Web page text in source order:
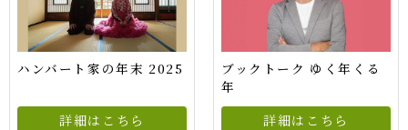
ハンバート家の年末 2025
詳細はこちら
ブックトーク ゆく年くる
年
詳細はこちら